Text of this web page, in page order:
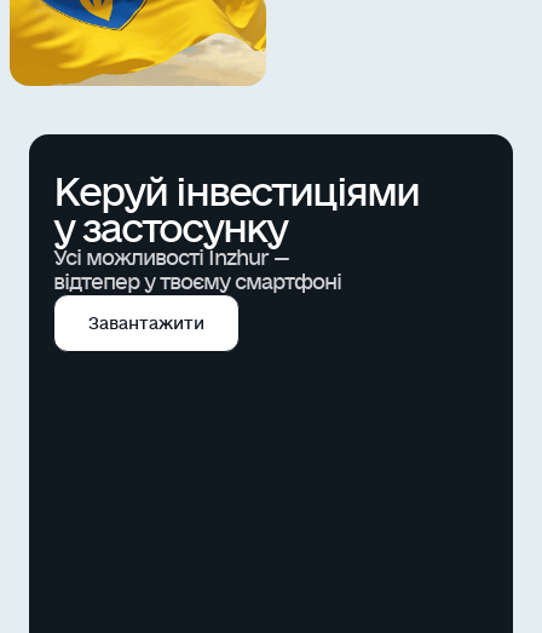
Керуй інвестиціями
у застосунку
Усі можливості Inzhur —
відтепер у твоєму смартфоні
Завантажити